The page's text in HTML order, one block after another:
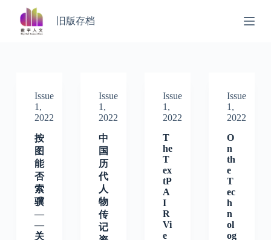
旧版存档
Issue
1,
2022
按
图
能
否
索
骥
—
—
关
Issue
1,
2022
中
国
历
代
人
物
传
记
Issue
1,
2022
T
he
T
ex
tP
A
I
R
Vi
e
Issue
1,
2022
O
n
th
e
T
ec
h
n
ol
og